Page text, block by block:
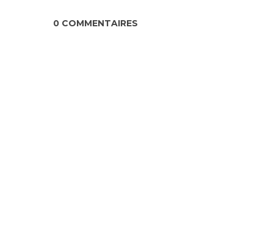
0 COMMENTAIRES